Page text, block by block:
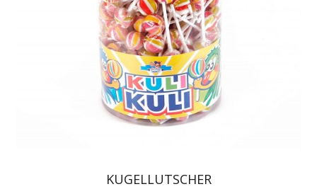
KUGELLUTSCHER